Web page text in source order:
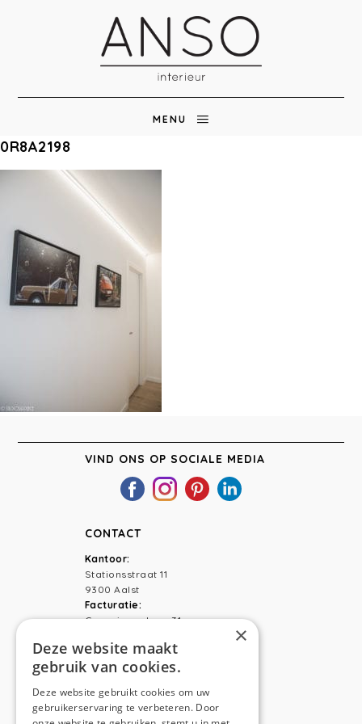
MENU
0R8A2198
VIND ONS OP SOCIALE MEDIA
CONTACT
Kantoor:
Stationsstraat 11
9300 Aalst
Facturatie:
Capucienenlaan 31
Telefoon:0473 44 56 94
NAVIGATION
×
Deze website maakt
gebruik van cookies.
Deze website gebruikt cookies om uw
gebruikerservaring te verbeteren. Door